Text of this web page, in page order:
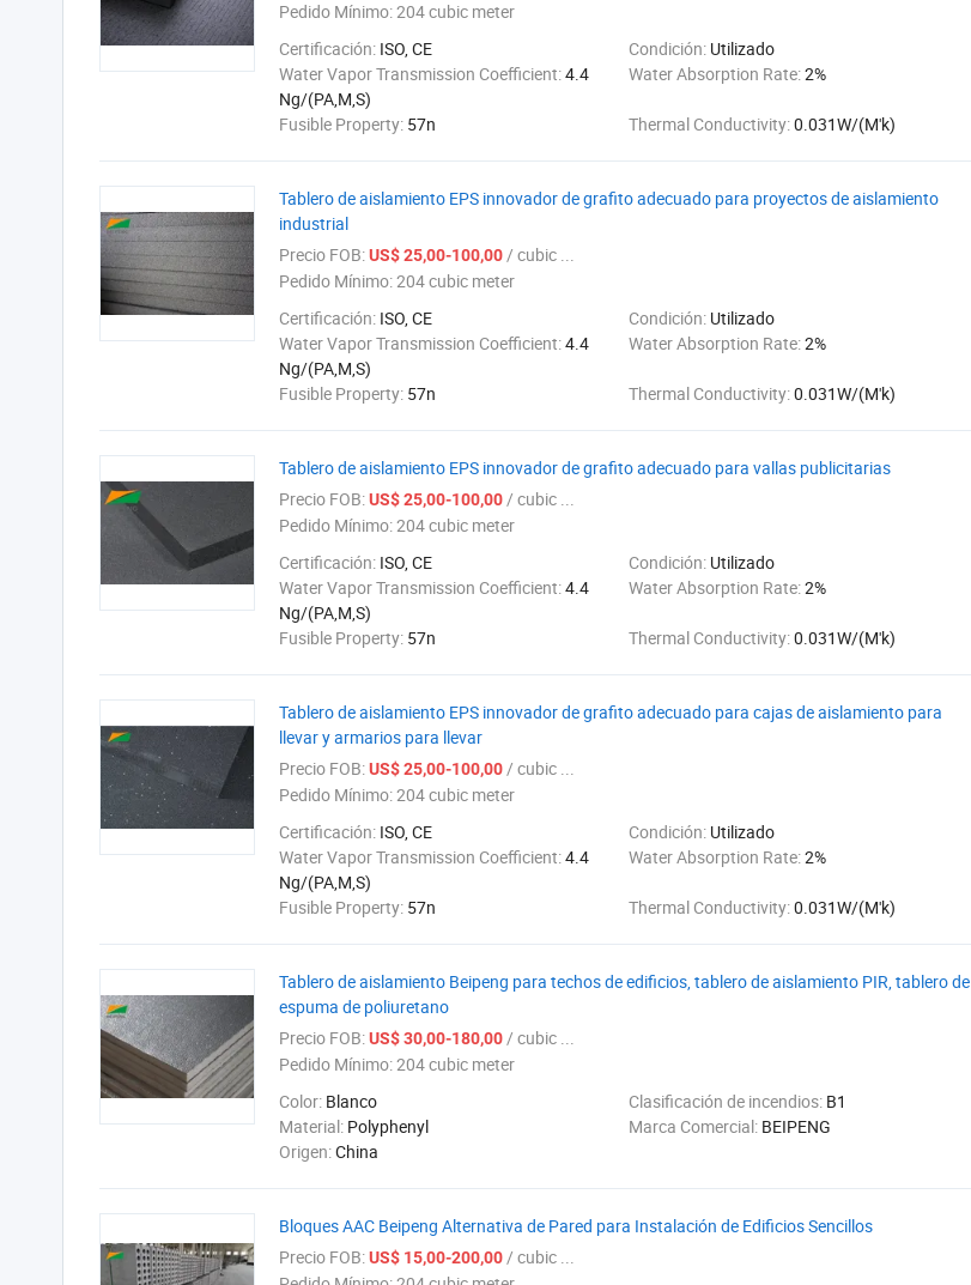
Pedido Mínimo:204 cubic meter
Certificación: ISO, CE Condición: Utilizado
Water Vapor Transmission Coefficient:4.4
Ng/(PA,M,S)
Water Absorption Rate:2%
Fusible Property: 57n Thermal Conductivity:0.031W/(M'k)
Tablero de aislamiento EPS innovador de grafito adecuado para proyectos de aislamiento
industrial
Precio FOB:US$ 25,00-100,00/ cubic ...
Pedido Mínimo:204 cubic meter
Certificación: ISO, CE Condición: Utilizado
Water Vapor Transmission Coefficient:4.4
Ng/(PA,M,S)
Water Absorption Rate:2%
Fusible Property: 57n Thermal Conductivity:0.031W/(M'k)
Tablero de aislamiento EPS innovador de grafito adecuado para vallas publicitarias
Precio FOB:US$ 25,00-100,00/ cubic ...
Pedido Mínimo:204 cubic meter
Certificación: ISO, CE Condición: Utilizado
Water Vapor Transmission Coefficient:4.4
Ng/(PA,M,S)
Water Absorption Rate:2%
Fusible Property: 57n Thermal Conductivity:0.031W/(M'k)
Tablero de aislamiento EPS innovador de grafito adecuado para cajas de aislamiento para
llevar y armarios para llevar
Precio FOB:US$ 25,00-100,00/ cubic ...
Pedido Mínimo:204 cubic meter
Certificación: ISO, CE Condición: Utilizado
Water Vapor Transmission Coefficient:4.4
Ng/(PA,M,S)
Water Absorption Rate:2%
Fusible Property: 57n Thermal Conductivity:0.031W/(M'k)
Tablero de aislamiento Beipeng para techos de edificios, tablero de aislamiento PIR, tablero de
espuma de poliuretano
Precio FOB:US$ 30,00-180,00/ cubic ...
Pedido Mínimo:204 cubic meter
Color: Blanco Clasificación de incendios: B1
Material: Polyphenyl Marca Comercial: BEIPENG
Origen:China
Bloques AAC Beipeng Alternativa de Pared para Instalación de Edificios Sencillos
Precio FOB:US$ 15,00-200,00/ cubic ...